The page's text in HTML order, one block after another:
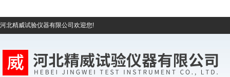
河北精威试验仪器有限公司欢迎您!